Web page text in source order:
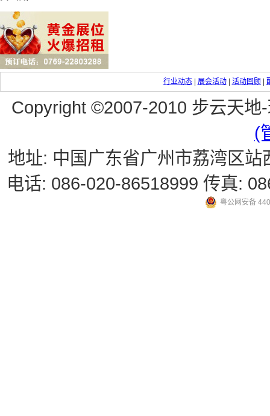
行业动态| 展会活动| 活动回顾
Copyright ©2007-2010 步云天
(
地址: 中国广东省广州市荔湾区
电话: 086-020-86518999 传真:
粤公网安备